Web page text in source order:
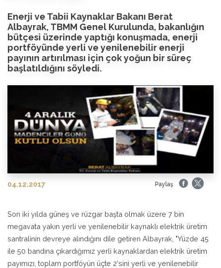
Enerji ve Tabii Kaynaklar Bakanı Berat
Albayrak, TBMM Genel Kurulunda, bakanlığın
bütçesi üzerinde yaptığı konuşmada, enerji
portföyünde yerli ve yenilenebilir enerji
payının artırılması için çok yoğun bir süreç
başlatıldığını söyledi.
04.12.2017 Paylaş
Son iki yılda güneş ve rüzgar başta olmak üzere 7 bin
megavata yakın yerli ve yenilenebilir kaynaklı elektrik üretim
santralinin devreye alındığını dile getiren Albayrak, "Yüzde 45
ile 50 bandına çıkardığımız yerli kaynaklardan elektrik üretim
payımızı, toplam portföyün üçte 2'sini yerli ve yenilenebilir